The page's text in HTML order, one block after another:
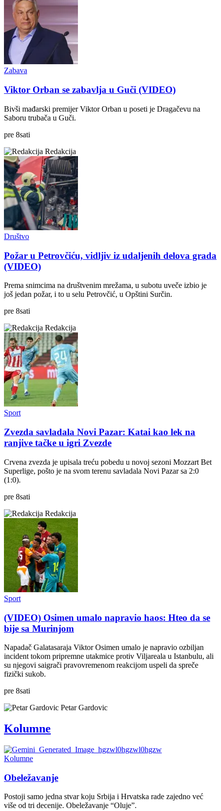
Zabava
Viktor Orban se zabavlja u Guči (VIDEO)
Bivši mađarski premijer Viktor Orban u poseti je Dragačevu na
Saboru trubača u Guči.
pre 8sati
Redakcija
Društvo
Požar u Petrovčiću, vidljiv iz udaljenih delova grada
(VIDEO)
Prema snimcima na društvenim mrežama, u subotu uveče izbio je
još jedan požar, i to u selu Petrovčić, u Opštini Surčin.
pre 8sati
Redakcija
Sport
Zvezda savladala Novi Pazar: Katai kao lek na
ranjive tačke u igri Zvezde
Crvena zvezda je upisala treću pobedu u novoj sezoni Mozzart Bet
Superlige, pošto je na svom terenu savladala Novi Pazar sa 2:0
(1:0).
pre 8sati
Redakcija
Sport
(VIDEO) Osimen umalo napravio haos: Hteo da se
bije sa Murinjom
Napadač Galatasaraja Viktor Osimen umalo je napravio ozbiljan
incident tokom pripremne utakmice protiv Viljareala u Istanbulu, ali
su njegovi saigrači pravovremenom reakcijom uspeli da spreče
fizički sukob.
pre 8sati
Petar Gardovic
Kolumne
Kolumne
Obeležavanje
Postoji samo jedna stvar koju Srbija i Hrvatska rade zajedno već
više od tri decenije. Obeležavanje “Oluje”.